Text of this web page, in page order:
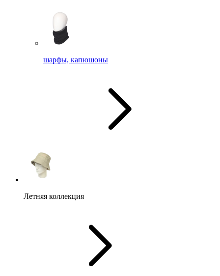
шарфы, капюшоны
Летняя коллекция